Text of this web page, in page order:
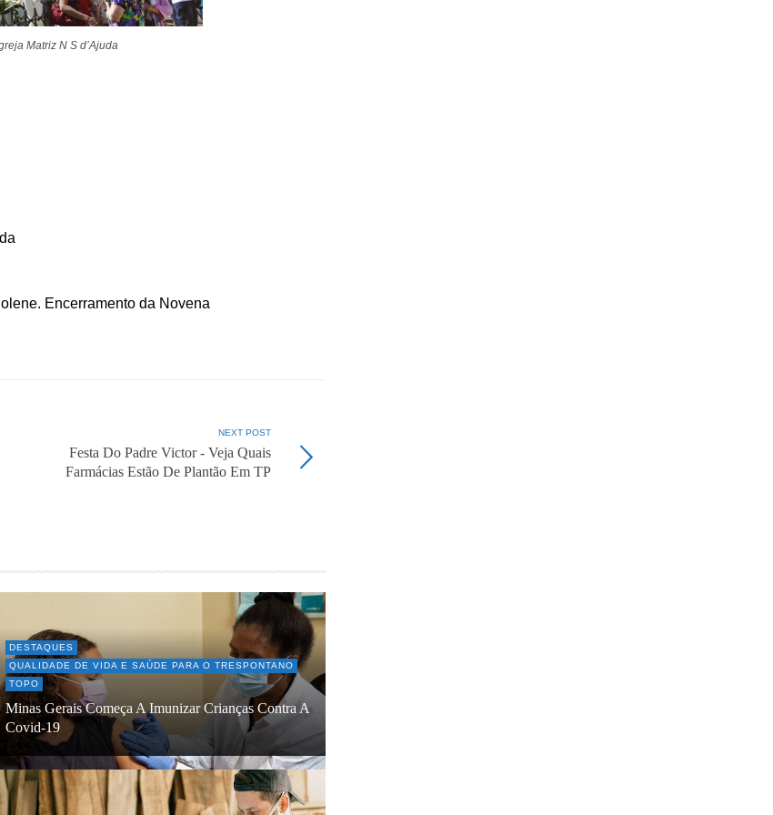
Matriz N S d’Ajuda
Encerramento da Novena
NEXT POST
Festa Do Padre Victor - Veja Quais
Farmácias Estão De Plantão Em TP
DESTAQUES
QUALIDADE DE VIDA E SAÚDE PARA O TRESPONTANO
TOPO
Minas Gerais Começa A Imunizar Crianças Contra A
Covid-19